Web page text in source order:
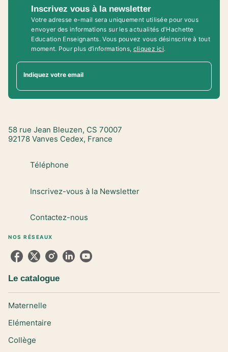
Inscrivez vous à la newsletter
Votre adresse e-mail sera uniquement utilisée pour vous
envoyer des informations sur les actualités d'Hachette
Education Enseignants. Vous pouvez vous désinscrire à tout
moment. Pour plus d’informations, cliquez ici.
Indiquez votre email
58 rue Jean Bleuzen, CS 70007
92178 Vanves Cedex, France
Téléphone
Inscrivez-vous à la Newsletter
Contactez-nous
NOS RÉSEAUX
Le catalogue
Maternelle
Elémentaire
Collège